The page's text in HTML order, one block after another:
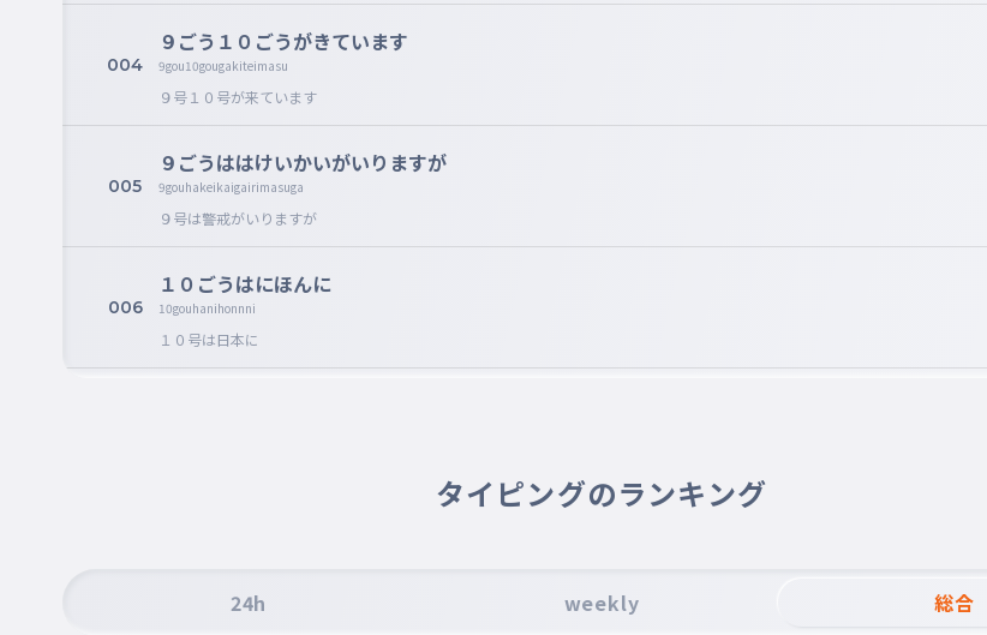
004
９ごう１０ごうがきています
9gou10gougakiteimasu
９号１０号が来ています
005
９ごうははけいかいがいりますが
9gouhakeikaigairimasuga
９号は警戒がいりますが
006
１０ごうはにほんに
10gouhanihonnni
１０号は日本に
タイピングのランキング
24h weekly 総合